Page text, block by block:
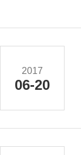
2017
06-20